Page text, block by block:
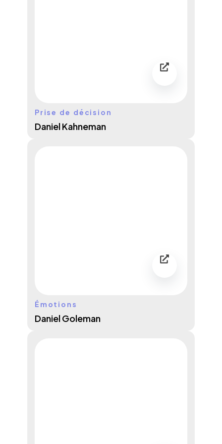
Prise de décision
Daniel Kahneman
Émotions
Daniel Goleman